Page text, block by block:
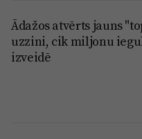
Ādažos atvērts jauns
uzzini, cik miljonu
izveidē